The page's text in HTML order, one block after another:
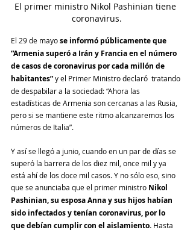
El primer ministro Nikol Pashinian tiene
coronavirus.
El 29 de mayo se informó públicamente que
“Armenia superó a Irán y Francia en el número
de casos de coronavirus por cada millón de
habitantes” y el Primer Ministro declaró  tratando
de despabilar a la sociedad: “Ahora las
estadísticas de Armenia son cercanas a las Rusia,
pero si se mantiene este ritmo alcanzaremos los
números de Italia”.
Y así se llegó a junio, cuando en un par de días se
superó la barrera de los diez mil, once mil y ya
está ahí de los doce mil casos. Y no sólo eso, sino
que se anunciaba que el primer ministro Nikol
Pashinian, su esposa Anna y sus hijos habían
sido infectados y tenían coronavirus, por lo
que debían cumplir con el aislamiento. Hasta